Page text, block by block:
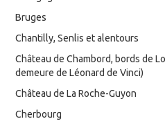
Bruges
Chantilly, Senlis et alentours
Château de Chambord, bords de
demeure de Léonard de Vinci)
Château de La Roche-Guyon
Cherbourg